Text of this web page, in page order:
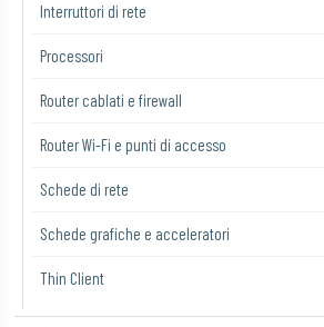
Interruttori di rete
Processori
Router cablati e firewall
Router Wi-Fi e punti di accesso
Schede di rete
Schede grafiche e acceleratori
Thin Client